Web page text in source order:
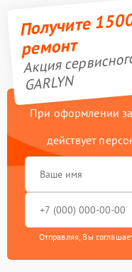
Получите
ремонт
Акция
GARLYN
При оформлении
действует
Отправляя, Вы